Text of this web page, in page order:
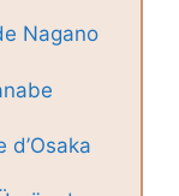
Nagano